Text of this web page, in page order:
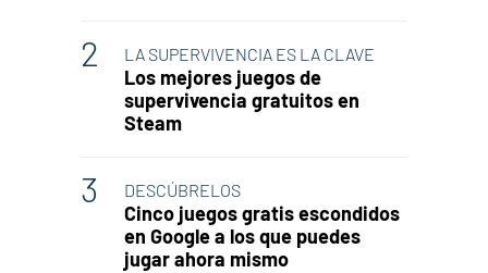
LA SUPERVIVENCIA ES LA CLAVE
Los mejores juegos de
supervivencia gratuitos en
Steam
DESCÚBRELOS
Cinco juegos gratis escondidos
en Google a los que puedes
jugar ahora mismo